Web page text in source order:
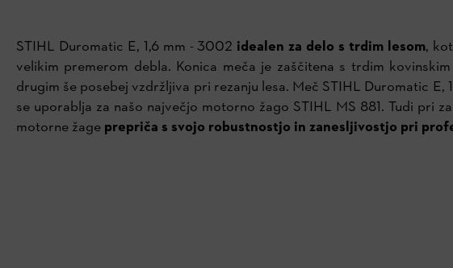
STIHL Duromatic E, 1,6 mm - 3002 idealen za delo s trdim lesom,
velikim premerom debla. Konica meča je zaščitena s trdim
drugim še posebej vzdržljiva pri rezanju lesa. Meč STIHL Duromatic E,
se uporablja za našo največjo motorno žago STIHL MS 881. Tudi pri
motorne žage prepriča s svojo robustnostjo in zanesljivostjo pri